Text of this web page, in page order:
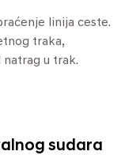
linija ceste.
traka,
u trak.
sudara